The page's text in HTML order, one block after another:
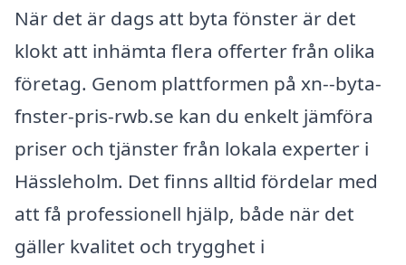
När det är dags att byta fönster är det
klokt att inhämta flera offerter från olika
företag. Genom plattformen på xn--byta-
fnster-pris-rwb.se kan du enkelt jämföra
priser och tjänster från lokala experter i
Hässleholm. Det finns alltid fördelar med
att få professionell hjälp, både när det
gäller kvalitet och trygghet i